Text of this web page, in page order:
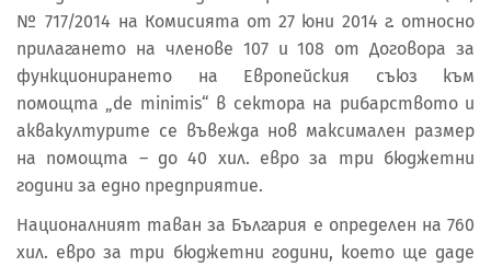
№ 717/2014 на Комисията от 27 юни 2014 г. относно
прилагането на членове 107 и 108 от Договора за
функционирането на Европейския съюз към
помощта „de minimis“ в сектора на рибарството и
аквакултурите се въвежда нов максимален размер
на помощта – до 40 хил. евро за три бюджетни
години за едно предприятие.
Националният таван за България е определен на 760
хил. евро за три бюджетни години, което ще даде